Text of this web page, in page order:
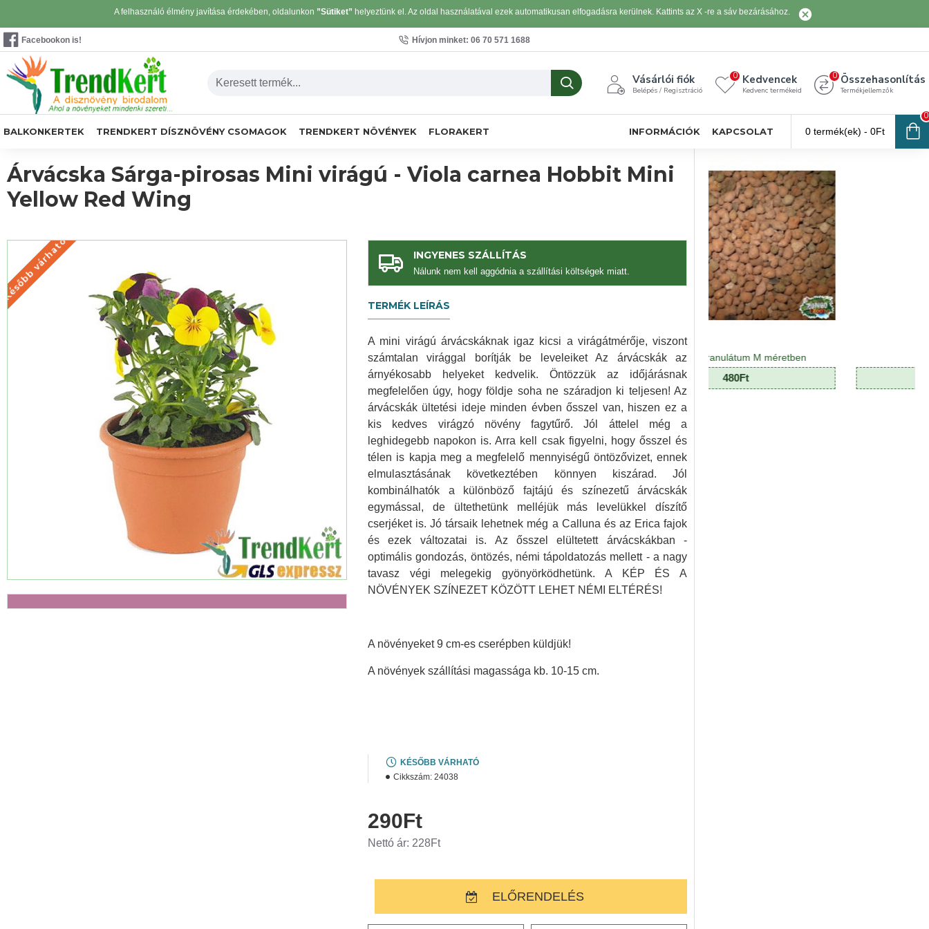
A felhasználó élmény javítása érdekében, oldalunkon ”Sütiket” helyeztünk el. Az oldal használatával ezek automatikusan elfogadásra kerülnek. Kattints az X -re a sáv bezárásához.
Facebookon is! Hívjon minket: 06 70 571 1688
Vásárlói fiók
Belépés / Regisztráció
Kedvencek
Kedvenc termékeid
0 Összehasonlítás
Termékjellemzők
0
BALKONKERTEK TRENDKERT DÍSZNÖVÉNY CSOMAGOK TRENDKERT NÖVÉNYEK FLORAKERT INFORMÁCIÓK KAPCSOLAT 0 termék(ek) - 0Ft
0
Árvácska Sárga-pirosas Mini virágú - Viola carnea Hobbit Mini
Yellow Red Wing
KÉSŐBB VÁRHATÓ
Később várható INGYENES SZÁLLÍTÁS
Nálunk nem kell aggódnia a szállítási költségek miatt.
TERMÉK LEÍRÁS
A mini virágú árvácskáknak igaz kicsi a virágátmérője, viszont
számtalan virággal borítják be leveleiket Az árvácskák az
árnyékosabb helyeket kedvelik. Öntözzük az időjárásnak
megfelelően úgy, hogy földje soha ne száradjon ki teljesen! Az
árvácskák ültetési ideje minden évben ősszel van, hiszen ez a
kis kedves virágzó növény fagytűrő. Jól áttelel még a
leghidegebb napokon is. Arra kell csak figyelni, hogy ősszel és
télen is kapja meg a megfelelő mennyiségű öntözővizet, ennek
elmulasztásának következtében könnyen kiszárad. Jól
kombinálhatók a különböző fajtájú és színezetű árvácskák
egymással, de ültethetünk melléjük más levelükkel díszítő
cserjéket is. Jó társaik lehetnek még a Calluna és az Erica fajok
és ezek változatai is. Az ősszel elültetett árvácskákban -
optimális gondozás, öntözés, némi tápoldatozás mellett - a nagy
tavasz végi melegekig gyönyörködhetünk. A KÉP ÉS A
NÖVÉNYEK SZÍNEZET KÖZÖTT LEHET NÉMI ELTÉRÉS!
A növényeket 9 cm-es cserépben küldjük!
A növények szállítási magassága kb. 10-15 cm.
KÉSŐBB VÁRHATÓ
Cikkszám: 24038
290Ft
Nettó ár: 228Ft
ELŐRENDELÉS
Agyag granulátum M méretben
480Ft